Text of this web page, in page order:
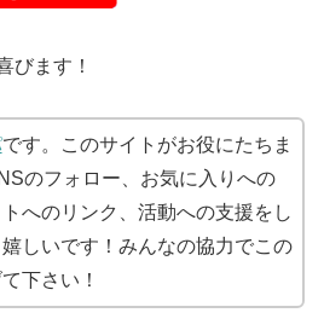
びます！
です。このサイトがお役にたちま
のフォロー、お気に入りへの
へのリンク、活動への支援をし
しいです！みんなの協力でこの
下さい！